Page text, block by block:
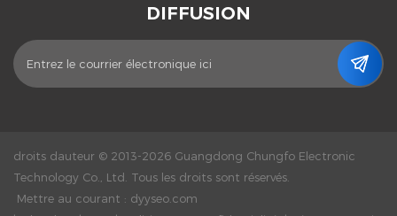
DIFFUSION
droits dauteur © 2013-2026 Guangdong Chungfo Electronic
Technology Co., Ltd. Tous les droits sont réservés.
Mettre au courant : dyyseo.com